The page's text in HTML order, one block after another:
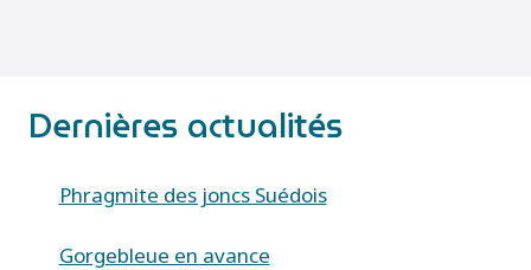
Dernières actualités
Phragmite des joncs Suédois
Gorgebleue en avance